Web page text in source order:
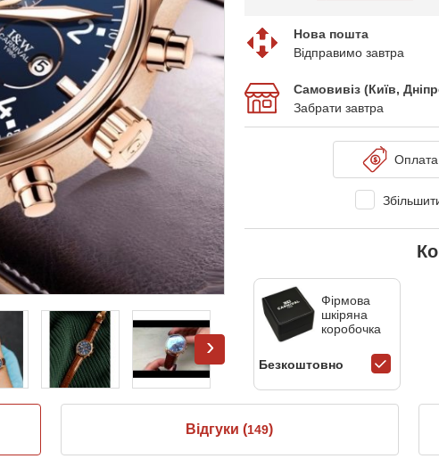
›
Нова пошта
Відправимо завтра
Самовивіз (Київ,
Забрати завтра
Оплата
Фірмова
шкіряна
коробочка
Безкоштовно
Відгуки (149)